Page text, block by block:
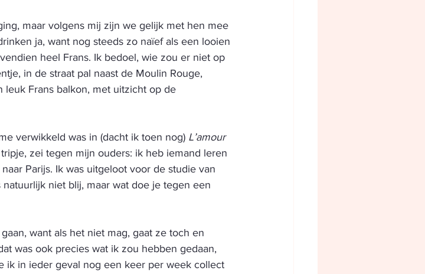
maar volgens mij zijn we gelijk met hen mee
ja, want nog steeds zo naïef als een looien
heel Frans. Ik bedoel, wie zou er niet op
in de straat pal naast de Moulin Rouge,
leuk Frans balkon, met uitzicht op de
verwikkeld was in (dacht ik toen nog) L’amour
zei tegen mijn ouders: ik heb iemand leren
Parijs. Ik was uitgeloot voor de studie van
niet blij, maar wat doe je tegen een
want als het niet mag, gaat ze toch en
was ook precies wat ik zou hebben gedaan,
ik in ieder geval nog een keer per week collect